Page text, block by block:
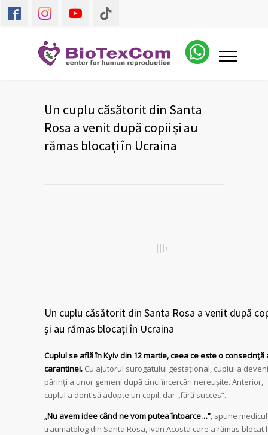
Un cuplu căsătorit din Santa
Rosa a venit după copii și au
rămas blocați în Ucraina
Un cuplu căsătorit din Santa Rosa a venit după
și au rămas blocați în Ucraina
Cuplul se află în Kyiv din 12 martie, ceea ce este o consecință
carantinei. Cu ajutorul surogatului gestațional, cuplul a
părinți a unor gemeni după cinci încercări nereușite. Anterior,
cuplul a dorit să adopte un copil, dar „fără succes”.
„Nu avem idee când ne vom putea întoarce…”, spune medicul
traumatolog din Santa Rosa, Ivan Acosta care a rămas blocat